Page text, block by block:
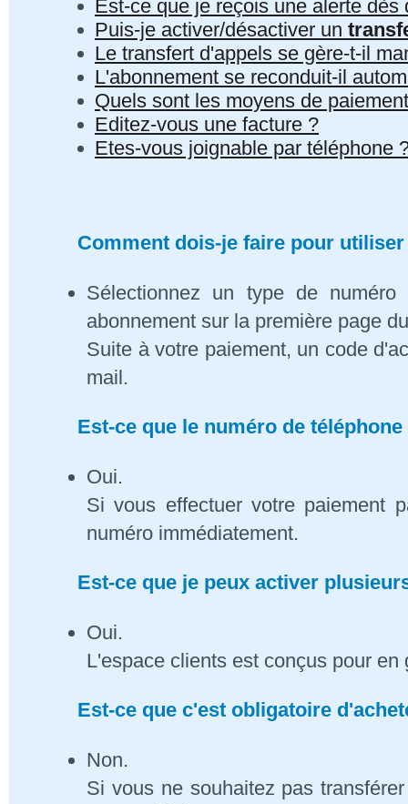
Est-ce que je reçois une alerte
Puis-je activer/désactiver un
Le transfert d'appels se gère-t-il
L'abonnement se reconduit-il
Quels sont les moyens de
Editez-vous une facture ?
Etes-vous joignable par téléphone
Comment dois-je faire pour
Sélectionnez un type de
abonnement sur la première page
Suite à votre paiement, un code
mail.
Est-ce que le numéro de
Oui.
Si vous effectuer votre paiement
numéro immédiatement.
Est-ce que je peux activer
Oui.
L'espace clients est conçus pour
Est-ce que c'est obligatoire
Non.
Si vous ne souhaitez pas